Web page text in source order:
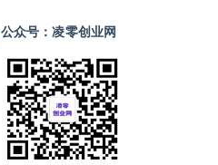
公众号：凌零创业网